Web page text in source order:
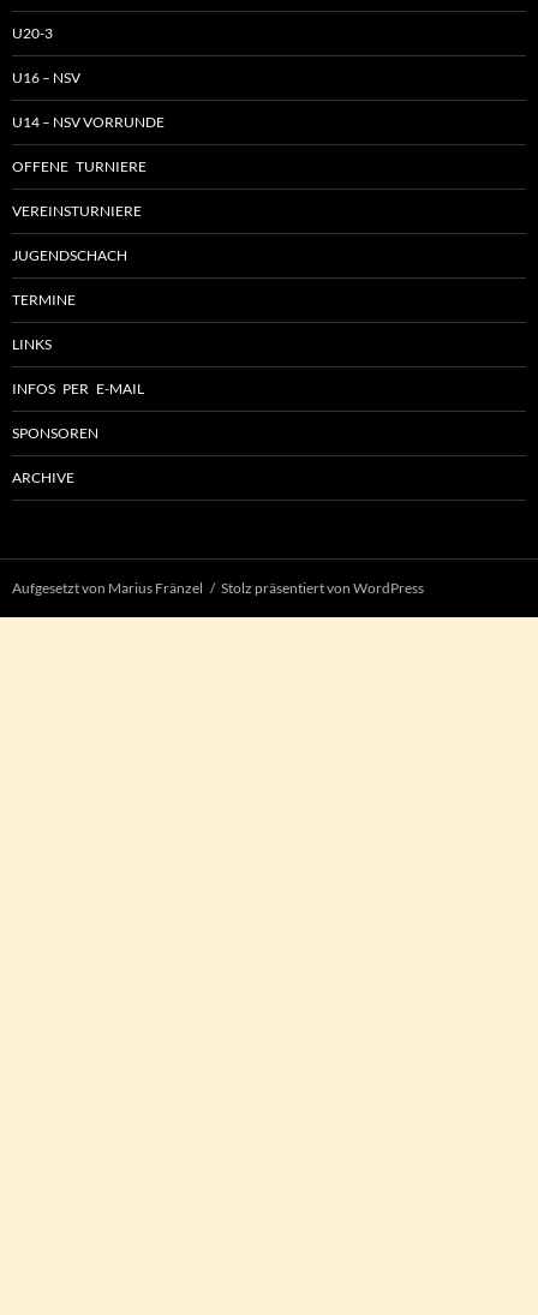
U20-3
U16 – NSV
U14 – NSV VORRUNDE
OFFENE TURNIERE
VEREINSTURNIERE
JUGENDSCHACH
TERMINE
LINKS
INFOS PER E-MAIL
SPONSOREN
ARCHIVE
Aufgesetzt von Marius Fränzel Stolz präsentiert von WordPress